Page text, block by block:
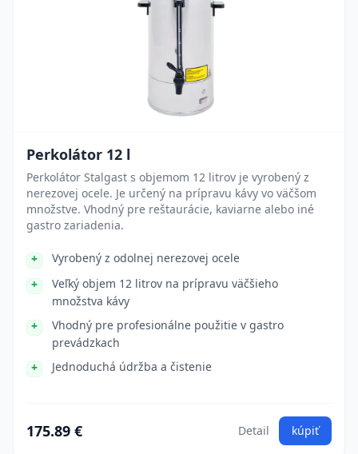
Perkolátor 12 l
Perkolátor Stalgast s objemom 12 litrov je vyrobený z
nerezovej ocele. Je určený na prípravu kávy vo väčšom
množstve. Vhodný pre reštaurácie, kaviarne alebo iné
gastro zariadenia.
Vyrobený z odolnej nerezovej ocele
Veľký objem 12 litrov na prípravu väčšieho
množstva kávy
Vhodný pre profesionálne použitie v gastro
prevádzkach
Jednoduchá údržba a čistenie
175.89 € Detail kúpiť